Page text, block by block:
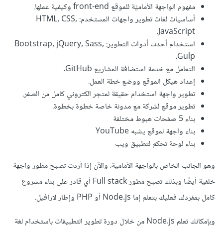
مفهوم الواجهة الأماميّة للموقع front-end وكيفية عملها.
أساسيات لغات تطوير واجهات المستخدم: HTML, CSS,
JavaScript.
استخدام أحدث أدوات التطوير: Bootstrap, jQuery, Sass,
Gulp.
التعامل مع خدمة استضافة المشاريع GitHub.
إعداد هيكل الموقع ووضع خطة العمل.
تطوير واجهة استخدام حقيقة لمتجر الكتروني كامل من الصفر.
تطوير موقع لشركة مع مدونة خاصة خطوة بخطوة.
بناء 5 صفحات هبوط مختلفة
بناء واجهة لموقع يشبه YouTube
بناء لوحة تحكم لتطبيق ويب
وهو الجانب الخاص بالواجهة الأمامية، والآن إذا أردت تصبح مطور واجهة
خلفية أيضًا وبذلك تصبح مطور Full stack أي قادر على بناء مشروع
كامل بمفردك، فعليك بتعلم إما Node.js أو PHP وإطار لارافيل.
وبإمكانك تعلم Node.js من خلال دورة تطوير التطبيقات باستخدام لغة